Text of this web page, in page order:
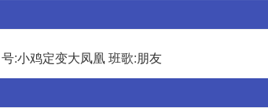
:小鸡定变大凤凰 班歌:朋友